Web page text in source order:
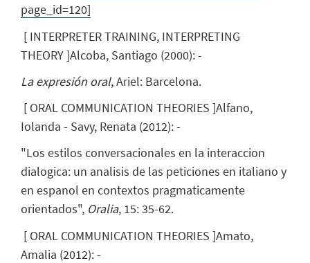
page_id=120]
[ INTERPRETER TRAINING, INTERPRETING
THEORY]Alcoba, Santiago (2000):-
La expresión oral, Ariel: Barcelona.
[ ORAL COMMUNICATION THEORIES ]Alfano,
Iolanda - Savy, Renata (2012):-
"Los estilos conversacionales en la interaccion
dialogica: un analisis de las peticiones en italiano y
en espanol en contextos pragmaticamente
orientados", Oralia, 15: 35-62.
[ ORAL COMMUNICATION THEORIES ]Amato,
Amalia (2012):-